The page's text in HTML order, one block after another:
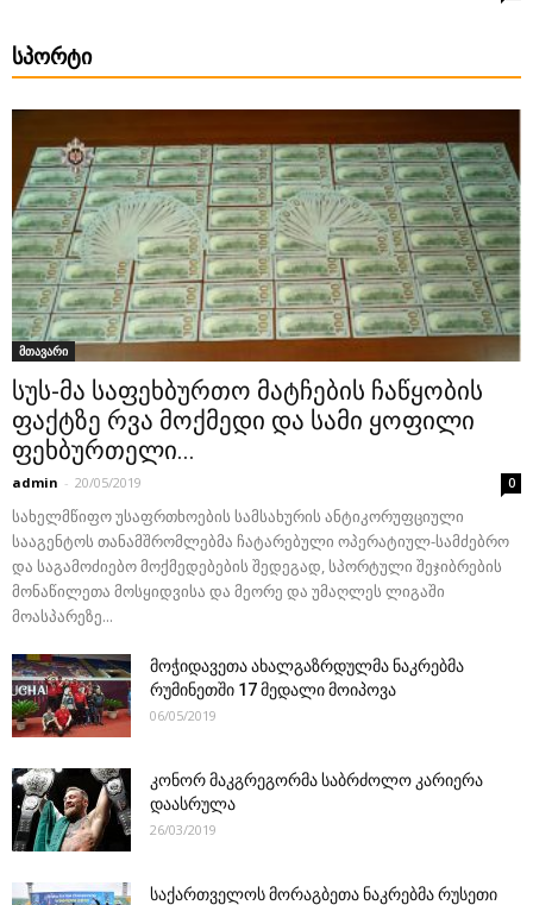
ᲡᲞᲝᲠᲢᲘ
მთავარი
სუს-მა საფეხბურთო მატჩების ჩაწყობის
ფაქტზე რვა მოქმედი და სამი ყოფილი
ფეხბურთელი...
admin - 20/05/2019 0
სახელმწიფო უსაფრთხოების სამსახურის ანტიკორუფციული
სააგენტოს თანამშრომლებმა ჩატარებული ოპერატიულ-სამძებრო
და საგამოძიებო მოქმედებების შედეგად, სპორტული შეჯიბრების
მონაწილეთა მოსყიდვისა და მეორე და უმაღლეს ლიგაში
მოასპარეზე...
მოჭიდავეთა ახალგაზრდულმა ნაკრებმა
რუმინეთში 17 მედალი მოიპოვა
06/05/2019
კონორ მაკგრეგორმა საბრძოლო კარიერა
დაასრულა
26/03/2019
საქართველოს მორაგბეთა ნაკრებმა რუსეთი